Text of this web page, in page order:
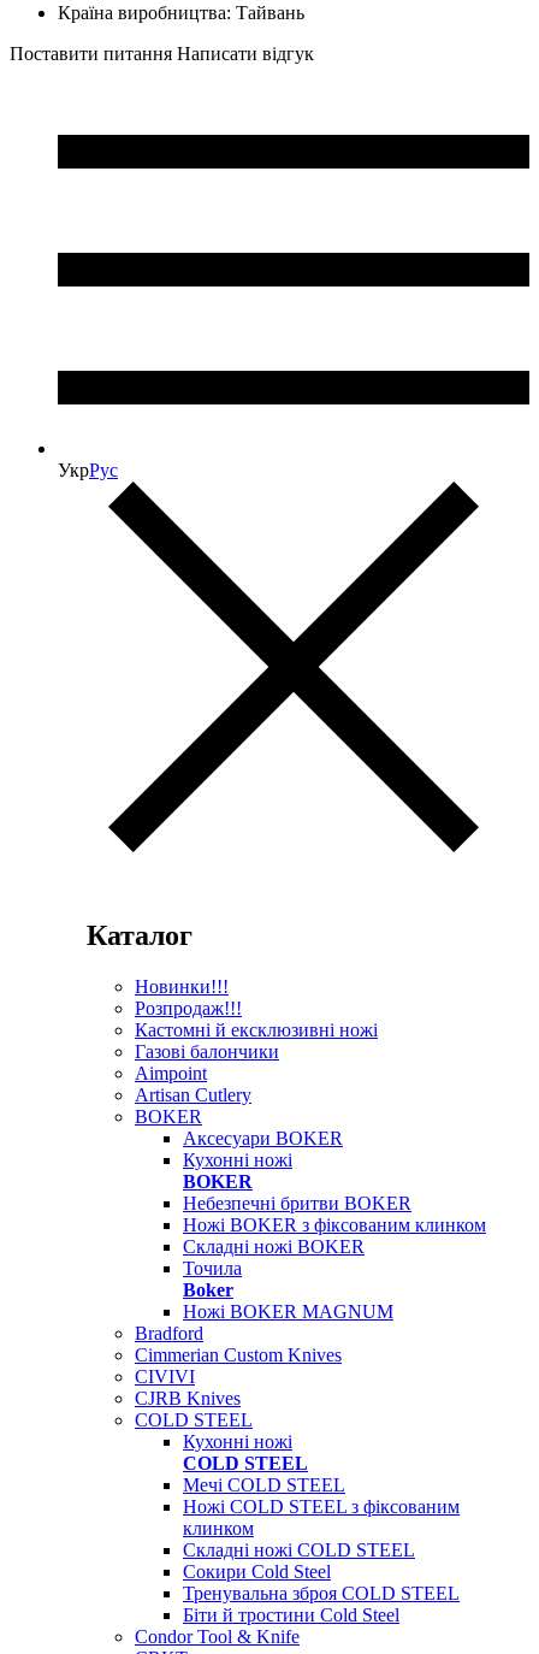
Країна виробництва: Тайвань
Поставити питання Написати відгук
УкрРус
Каталог
Новинки!!!
Розпродаж!!!
Кастомні й ексклюзивні ножі
Газові балончики
Aimpoint
Artisan Cutlery
BOKER
Аксесуари BOKER
Кухонні ножі
BOKER
Небезпечні бритви BOKER
Ножі BOKER з фіксованим клинком
Складні ножі BOKER
Точила
Boker
Ножі BOKER MAGNUM
Bradford
Cimmerian Custom Knives
CIVIVI
CJRB Knives
COLD STEEL
Кухонні ножі
COLD STEEL
Мечі COLD STEEL
Ножі COLD STEEL з фіксованим
клинком
Складні ножі COLD STEEL
Сокири Cold Steel
Тренувальна зброя COLD STEEL
Біти й тростини Cold Steel
Condor Tool & Knife